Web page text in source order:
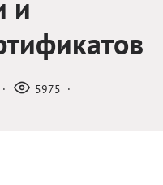
ID
Документы
и
· 5975 ·